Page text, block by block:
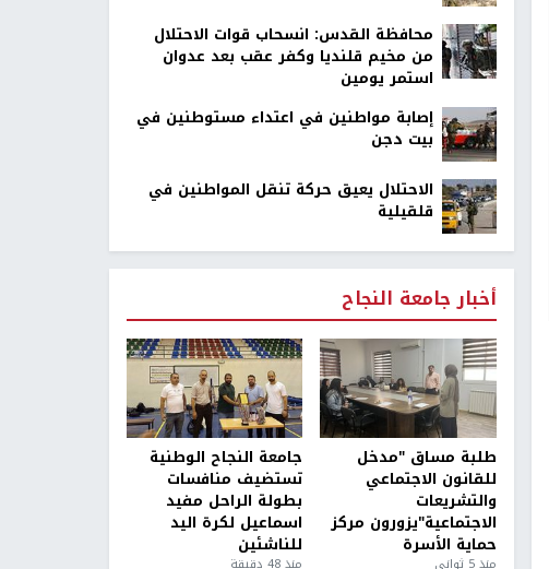
محافظة القدس: انسحاب قوات الاحتلال
من مخيم قلنديا وكفر عقب بعد عدوان
استمر يومين
إصابة مواطنين في اعتداء مستوطنين في
بيت دجن
الاحتلال يعيق حركة تنقل المواطنين في
قلقيلية
أخبار جامعة النجاح
طلبة مساق "مدخل
للقانون الاجتماعي
والتشريعات
الاجتماعية"يزورون مركز
حماية الأسرة
منذ 5 ثواني
جامعة النجاح الوطنية
تستضيف منافسات
بطولة الراحل مفيد
اسماعيل لكرة اليد
للناشئين
منذ 48 دقيقة